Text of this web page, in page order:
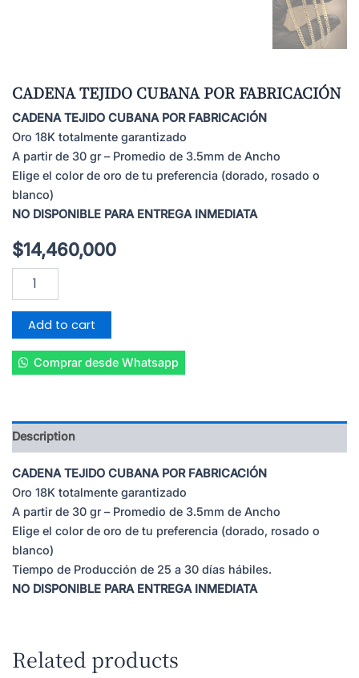
CADENA TEJIDO CUBANA POR FABRICACIÓN
CADENA TEJIDO CUBANA POR FABRICACIÓN
Oro 18K totalmente garantizado
A partir de 30 gr – Promedio de 3.5mm de Ancho
Elige el color de oro de tu preferencia (dorado, rosado o
blanco)
NO DISPONIBLE PARA ENTREGA INMEDIATA
$14,460,000
CADENA
TEJIDO
POR
FABRICACIÓN
quantity
Add to cart
Comprar desde Whatsapp
Description
CADENA TEJIDO CUBANA POR FABRICACIÓN
Oro 18K totalmente garantizado
A partir de 30 gr – Promedio de 3.5mm de Ancho
Elige el color de oro de tu preferencia (dorado, rosado o
blanco)
Tiempo de Producción de 25 a 30 días hábiles.
NO DISPONIBLE PARA ENTREGA INMEDIATA
Related products